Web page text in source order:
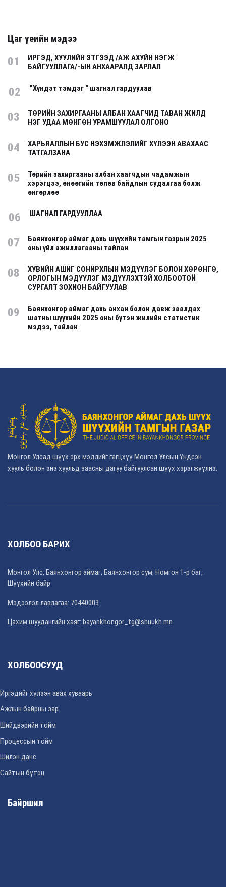
Цаг үеийн мэдээ
01
ИРГЭД, ХУУЛИЙН ЭТГЭЭД /АЖ АХУЙН НЭГЖ
БАЙГУУЛЛАГА/-ЫН АНХААРАЛД ЗАРЛАЛ
02 "Хүндэт тэмдэг " шагнал гардуулав
03
ТӨРИЙН ЗАХИРГААНЫ АЛБАН ХААГЧИД ТАВАН ЖИЛД
НЭГ УДАА МӨНГӨН УРАМШУУЛАЛ ОЛГОНО
04
ХАРЬЯАЛЛЫН БУС НЭХЭМЖЛЭЛИЙГ ХҮЛЭЭН АВАХААС
ТАТГАЛЗАНА
05
Төрийн захиргааны албан хаагчдын чадамжын
хэрэгцээ, өнөөгийн төлөв байдлын судалгаа болж
өнгөрлөө
06 ШАГНАЛ ГАРДУУЛЛАА
07
Баянхонгор аймаг дахь шүүхийн тамгын газрын 2025
оны үйл ажиллагааны тайлан
08
ХУВИЙН АШИГ СОНИРХЛЫН МЭДҮҮЛЭГ БОЛОН ХӨРӨНГӨ,
ОРЛОГЫН МЭДҮҮЛЭГ МЭДҮҮЛЭХТЭЙ ХОЛБООТОЙ
СУРГАЛТ ЗОХИОН БАЙГУУЛАВ
09
Баянхонгор аймаг дахь анхан болон давж заалдах
шатны шүүхийн 2025 оны бүтэн жилийн статистик
мэдээ, тайлан
Монгол Улсад шүүх эрх мэдлийг гагцхүү Монгол Улсын Үндсэн
хууль болон энэ хуульд заасны дагуу байгуулсан шүүх хэрэгжүүлнэ.
ХОЛБОО БАРИХ
Монгол Улс, Баянхонгор аймаг, Баянхонгор сум, Номгон 1-р баг,
Шүүхийн байр
Мэдээлэл лавлагаа: 70440003
Цахим шуудангийн хаяг: bayankhongor_tg@shuukh.mn
ХОЛБООСУУД
Иргэдийг хүлээн авах хуваарь
Ажлын байрны зар
Шийдвэрийн тойм
Процессын тойм
Шилэн данс
Сайтын бүтэц
Байршил